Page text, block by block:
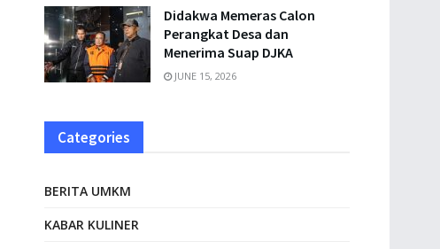
Didakwa Memeras Calon
Perangkat Desa dan
Menerima Suap DJKA
JUNE 15, 2026
Categories
BERITA UMKM
KABAR KULINER